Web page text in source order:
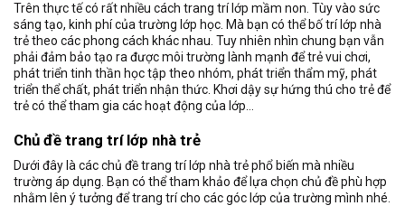
Trên thực tế có rất nhiều cách trang trí lớp mầm non. Tùy vào sức
sáng tạo, kinh phí của trường lớp học. Mà bạn có thể bố trí lớp nhà
trẻ theo các phong cách khác nhau. Tuy nhiên nhìn chung bạn vẫn
phải đảm bảo tạo ra được môi trường lành mạnh để trẻ vui chơi,
phát triển tinh thần học tập theo nhóm, phát triển thẩm mỹ, phát
triển thể chất, phát triển nhận thức. Khơi dậy sự hứng thú cho trẻ để
trẻ có thể tham gia các hoạt động của lớp…
Chủ đề trang trí lớp nhà trẻ
Dưới đây là các chủ đề trang trí lớp nhà trẻ phổ biến mà nhiều
trường áp dụng. Bạn có thể tham khảo để lựa chọn chủ đề phù hợp
nhằm lên ý tưởng để trang trí cho các góc lớp của trường mình nhé.